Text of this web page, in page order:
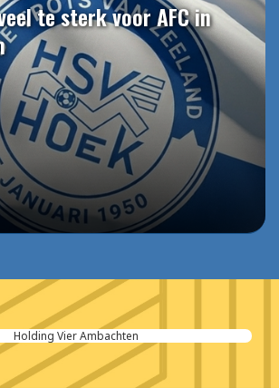
te sterk voor AFC in
Holding Vier Ambachten